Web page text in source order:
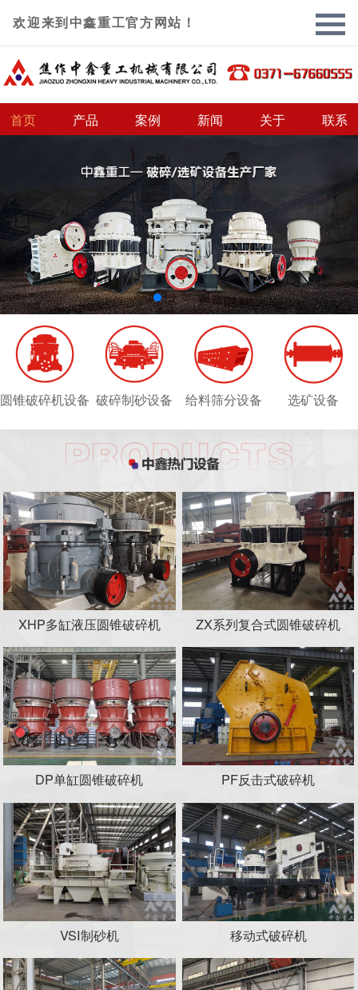
欢迎来到中鑫重工官方网站！
首页 产品 案例 新闻 关于 联系
圆锥破碎机设备 破碎制砂设备 给料筛分设备 选矿设备
XHP多缸液压圆锥破碎机 ZX系列复合式圆锥破碎机
DP单缸圆锥破碎机 PF反击式破碎机
VSI制砂机 移动式破碎机